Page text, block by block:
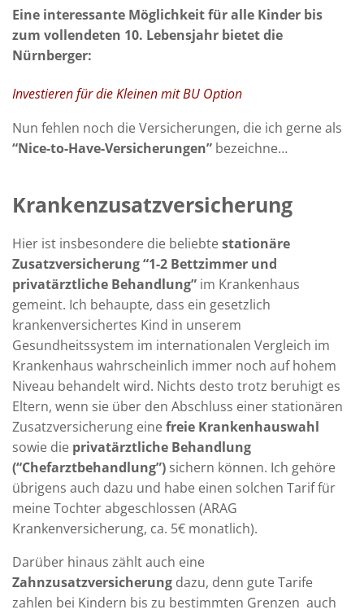
Eine interessante Möglichkeit für alle Kinder bis
zum vollendeten 10. Lebensjahr bietet die
Nürnberger:
Investieren für die Kleinen mit BU Option
Nun fehlen noch die Versicherungen, die ich gerne als
“Nice-to-Have-Versicherungen” bezeichne…
Krankenzusatzversicherung
Hier ist insbesondere die beliebtestationäre
Zusatzversicherung “1-2 Bettzimmer und
privatärztliche Behandlung” im Krankenhaus
gemeint. Ich behaupte, dass ein gesetzlich
krankenversichertes Kind in unserem
Gesundheitssystem im internationalen Vergleich im
Krankenhaus wahrscheinlich immer noch auf hohem
Niveau behandelt wird. Nichts desto trotz beruhigt es
Eltern, wenn sie über den Abschluss einer stationären
Zusatzversicherung einefreie Krankenhauswahl
sowie die privatärztliche Behandlung
(“Chefarztbehandlung”) sichern können. Ich gehöre
übrigens auch dazu und habe einen solchen Tarif für
meine Tochter abgeschlossen (ARAG
Krankenversicherung, ca. 5€ monatlich).
Darüber hinaus zählt auch eine
Zahnzusatzversicherung dazu, denn gute Tarife
zahlen bei Kindern bis zu bestimmten Grenzen auch